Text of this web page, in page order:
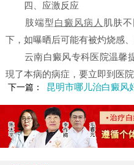
四、应激反应
肢端型白癜风病人 肌肤
下，如曝晒后可能有被灼烧感
云南白癜风专科医院温馨提
現了本病的病症，要立即到医
下一篇： 昆明市哪儿治白癜风